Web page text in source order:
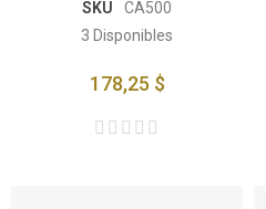
SKU
CA500
3 Disponibles
178,25 $